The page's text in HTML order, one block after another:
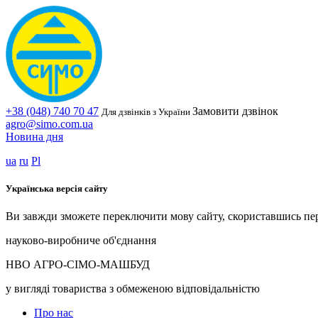
+38 (048) 740 70 47 Для дзвінків з України Замовити дзвінок
agro@simo.com.ua
Новина дня
ua ru Pl
Українська версія сайту
Ви завжди зможете переключити мову сайту, скориставшись
науково-виробниче об'єднання
НВО АГРО-СІМО-МАШБУД
у вигляді товариства з обмеженою відповідальністю
Про нас